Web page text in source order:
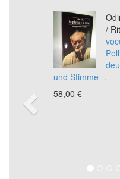
/
und Stimme -.
58,00 €
Previous